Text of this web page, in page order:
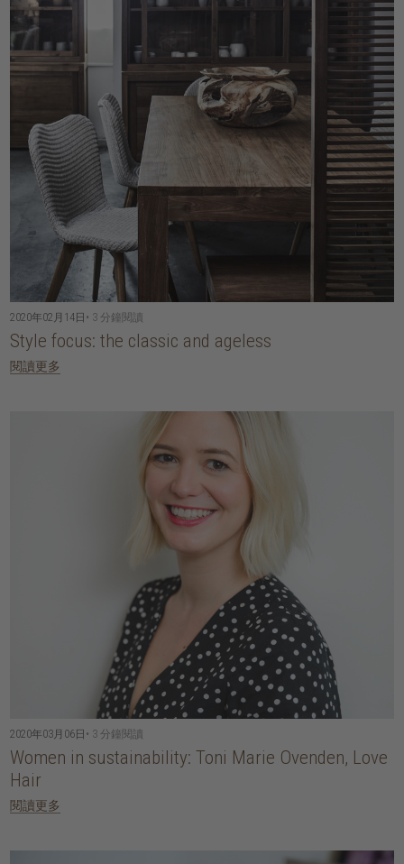
2020年02月14日 • 3 分鐘閱讀
Style focus: the classic and ageless
閱讀更多
2020年03月06日 • 3 分鐘閱讀
Women in sustainability: Toni Marie Ovenden, Love
Hair
閱讀更多